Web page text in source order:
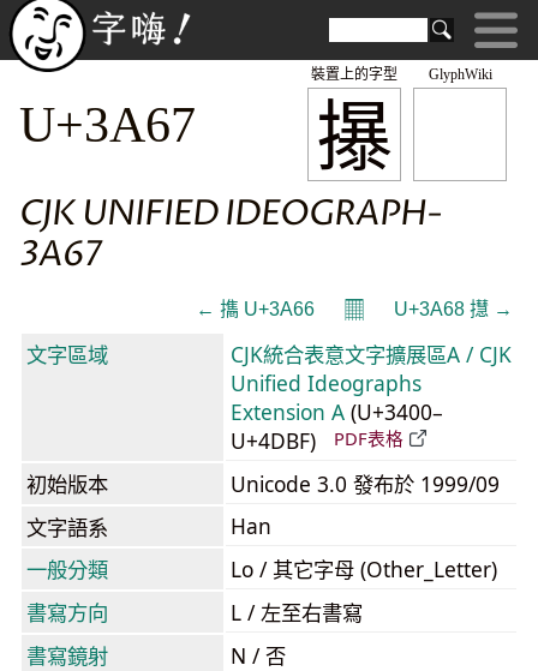
GlyphWiki
㩧
裝置上的字型
U+3A67
CJK UNIFIED IDEOGRAPH-
3A67
← 㩦 U+3A66 𝄜 U+3A68 㩨 →
文字區域
CJK統合表意文字擴展區A / CJK
Unified Ideographs
Extension A (U+3400–
U+4DBF)
PDF表格
初始版本
Unicode 3.0 發布於 1999/09
文字語系
Han
一般分類
Lo / 其它字母 (Other_Letter)
書寫方向
L / 左至右書寫
書寫鏡射
N / 否